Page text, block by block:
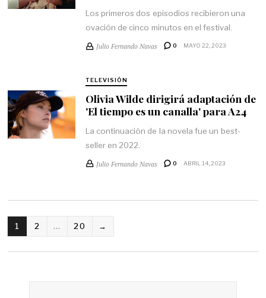
Los primeros dos episodios recibieron una
ovación de cinco minutos en el festival.
Julio Fernando Navas 0 MAYO 22, 2023
TELEVISIÓN
Olivia Wilde dirigirá adaptación de
'El tiempo es un canalla' para A24
La continuación de la novela fue un best-
seller en 2022.
Julio Fernando Navas 0 ABRIL 14, 2023
1 2 … 20 →